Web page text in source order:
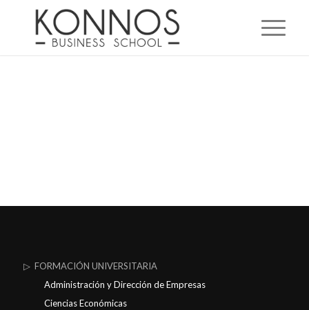
▷ FORMACIÓN UNIVERSITARIA
Administración y Dirección de Empresas
Ciencias Económicas